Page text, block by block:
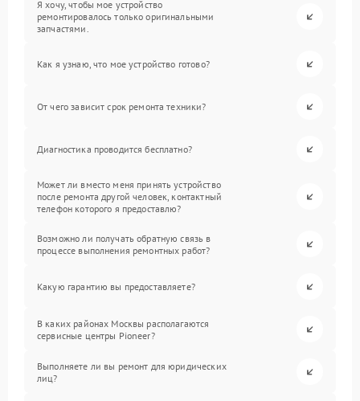
Я хочу, чтобы мое устройство
ремонтировалось только оригинальными
запчастями.
Как я узнаю, что мое устройство готово?
От чего зависит срок ремонта техники?
Диагностика проводится бесплатно?
Может ли вместо меня принять устройство
после ремонта другой человек, контактный
телефон которого я предоставлю?
Возможно ли получать обратную связь в
процессе выполнения ремонтных работ?
Какую гарантию вы предоставляете?
В каких районах Москвы располагаются
сервисные центры Pioneer?
Выполняете ли вы ремонт для юридических
лиц?